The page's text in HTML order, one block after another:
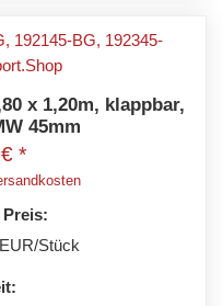
x 1,20m, klappbar,
45mm
*
Stück